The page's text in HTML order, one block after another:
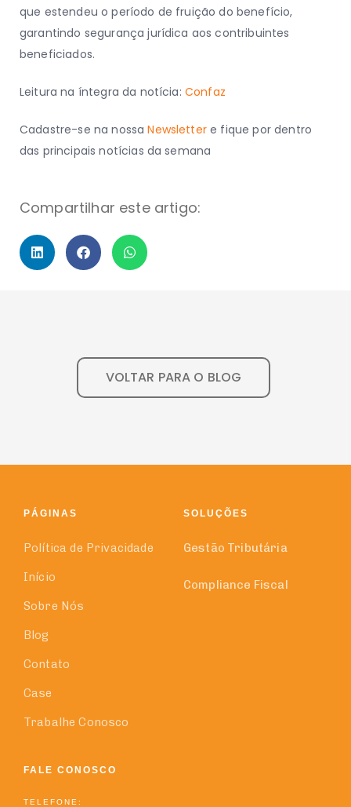
que estendeu o período de fruição do benefício,
garantindo segurança jurídica aos contribuintes
beneficiados.
Leitura na íntegra da notícia: Confaz
Cadastre-se na nossaNewslettere fique por dentro
das principais notícias da semana
Compartilhar este artigo:
VOLTAR PARA O BLOG
PÁGINAS
Política de Privacidade
Início
Sobre Nós
Blog
Contato
Case
Trabalhe Conosco
SOLUÇÕES
Gestão Tributária
Compliance Fiscal
FALE CONOSCO
TELEFONE:
Descubra
Explore o Case
de Sucesso Agora!